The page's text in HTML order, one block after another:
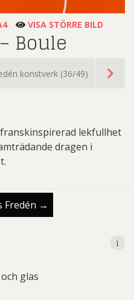
VISA STÖRRE BILD
Boule
konstverk (36/49)
lekfullhet
dragen i
Fredén →
glas
ii